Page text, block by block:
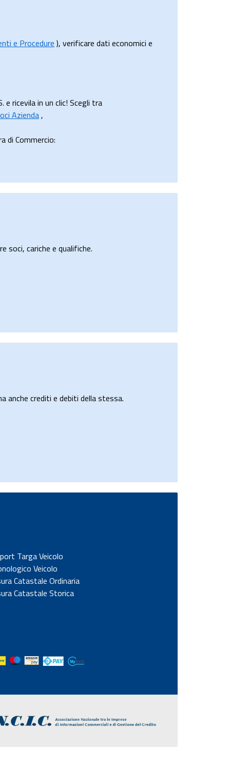
e Procedure ), verificare dati economici e
e ricevila in un clic! Scegli tra
Azienda,
di Commercio:
soci, cariche e qualifiche.
anche crediti e debiti della stessa.
Targa Veicolo
Veicolo
Catastale Ordinaria
Catastale Storica